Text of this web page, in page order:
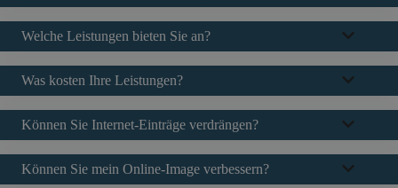
Welche Leistungen bieten Sie an?
Was kosten Ihre Leistungen?
Können Sie Internet-Einträge verdrängen?
Können Sie mein Online-Image verbessern?